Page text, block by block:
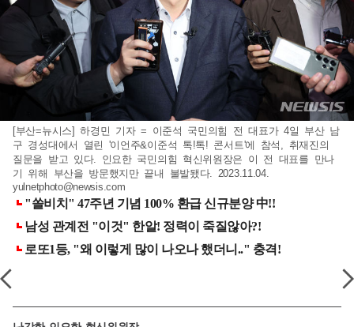
[부산=뉴시스] 하경민 기자 = 이준석 국민의힘 전 대표가 4일 부산 남
구 경성대에서 열린 '이언주&이준석 톡!톡! 콘서트'에 참석, 취재진의
질문을 받고 있다. 인요한 국민의힘 혁신위원장은 이 전 대표를 만나
기 위해 부산을 방문했지만 끝내 불발됐다. 2023.11.04.
yulnetphoto@newsis.com